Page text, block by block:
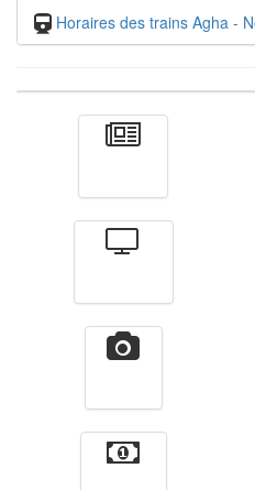
Horaires des trains Agha -